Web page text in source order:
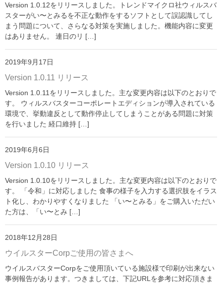
Version 1.0.12をリリースしました。トレンドマイクロ社ウィルスバ
スターがい〜とみるを不正な動作をするソフトとして誤認識してし
まう問題について、さらなる対策を実施しました。機能内容に変更
はありません。 連日のリ […]
2019年9月17日
Version 1.0.11 リリース
Version 1.0.11をリリースしました。主な変更内容は以下のとおりで
す。 ウィルスバスターコーポレートエディションが導入されている
環境で、挙動違反として動作停止してしまうことがある問題に対策
を行いました 経口維持 […]
2019年6月6日
Version 1.0.10 リリース
Version 1.0.10をリリースしました。主な変更内容は以下のとおりで
す。 「令和」に対応しました 食事の様子を入力する選択肢をイラス
ト化し、わかりやすくなりました 「い〜とみる」をご購入いただい
た方は、「い〜とみ […]
2018年12月28日
ウイルスターCorpご使用の皆さまへ
ウイルスバスターCorpをご使用頂いている施設様で印刷が出来ない
事例報告があります。つきましては、下記URLを参考に対応頂きま